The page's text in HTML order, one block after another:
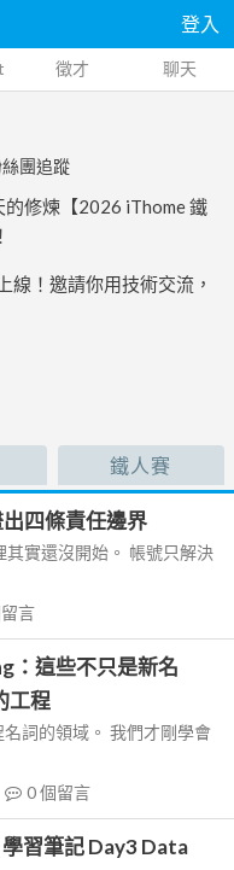
登入
徵才 聊天
團追蹤
修煉【2026 iThome 鐵
！邀請你用技術交流，
鐵人賽
四條責任邊界
實還沒開始。 帳號只解決
言
：這些不只是新名
工程
詞的領域。 我們才剛學會
0個留言
習筆記 Day3 Data